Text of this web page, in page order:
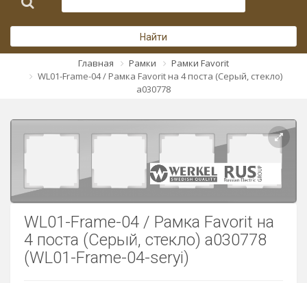
Розетки USB
Розетки ТВ
Розетки акустика
Светорегуляторы
Розетки Интернет
Найти
Главная Рамки
Рамки Favorit
WL01-Frame-04 / Рамка Favorit на 4 поста (Серый, стекло)
a030778
WL01-Frame-04 / Рамка Favorit на
4 поста (Серый, стекло) a030778
(WL01-Frame-04-seryi)